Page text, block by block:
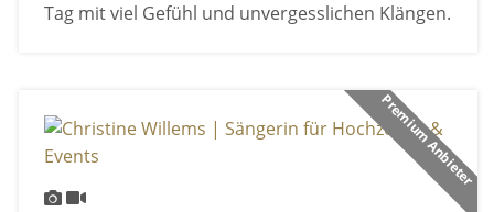
Tag mit viel Gefühl und unvergesslichen Klängen.
Premium Anbieter